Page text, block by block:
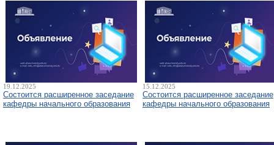
19.12.2025
Состоится расширенное заседание
кафедры начального образования
15.12.2025
Состоится расширенное заседание
кафедры начального образования